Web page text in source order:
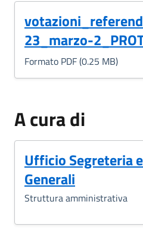
23_marzo-
(Formato PDF, 0.25
Formato PDF (0.25 MB)
A cura di
Ufficio Segreteria
Generali
Struttura amministrativa